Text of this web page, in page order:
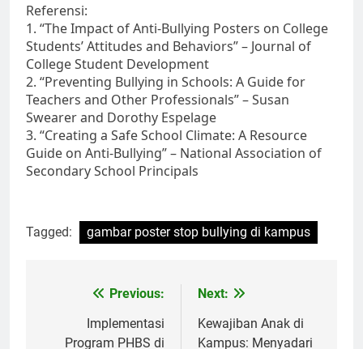
Referensi:
1. “The Impact of Anti-Bullying Posters on College
Students’ Attitudes and Behaviors” – Journal of
College Student Development
2. “Preventing Bullying in Schools: A Guide for
Teachers and Other Professionals” – Susan
Swearer and Dorothy Espelage
3. “Creating a Safe School Climate: A Resource
Guide on Anti-Bullying” – National Association of
Secondary School Principals
Tagged: gambar poster stop bullying di kampus
navigation
Previous:
Implementasi
Program PHBS di
Next:
Kewajiban Anak di
Kampus: Menyadari